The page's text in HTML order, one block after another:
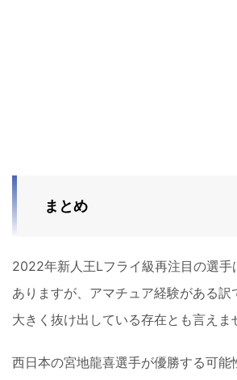
まとめ
2022年新人王Lフライ級再注目の選手
ありますが、アマチュア経験がある訳
大きく抜け出している存在とも言えま
西日本の宮地龍喜選手が優勝する可能